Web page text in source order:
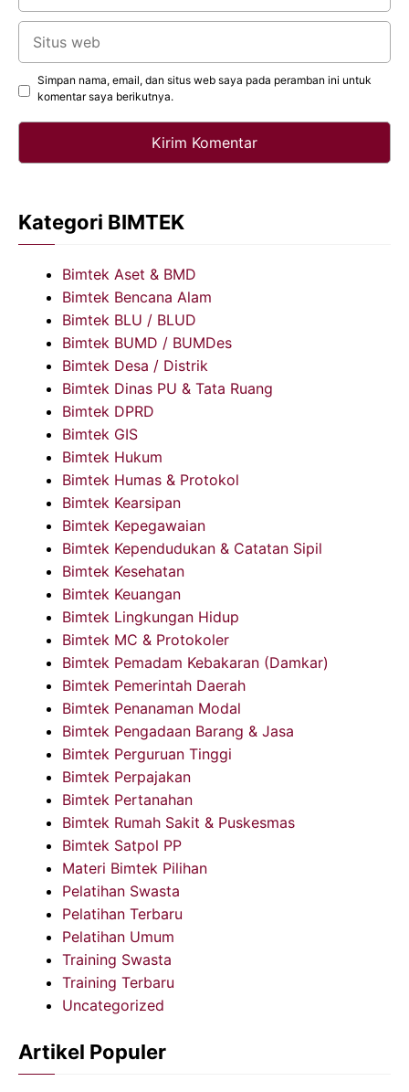
Situs
web
Simpan nama, email, dan situs web saya pada peramban ini untuk
komentar saya berikutnya.
Kategori BIMTEK
Bimtek Aset & BMD
Bimtek Bencana Alam
Bimtek BLU / BLUD
Bimtek BUMD / BUMDes
Bimtek Desa / Distrik
Bimtek Dinas PU & Tata Ruang
Bimtek DPRD
Bimtek GIS
Bimtek Hukum
Bimtek Humas & Protokol
Bimtek Kearsipan
Bimtek Kepegawaian
Bimtek Kependudukan & Catatan Sipil
Bimtek Kesehatan
Bimtek Keuangan
Bimtek Lingkungan Hidup
Bimtek MC & Protokoler
Bimtek Pemadam Kebakaran (Damkar)
Bimtek Pemerintah Daerah
Bimtek Penanaman Modal
Bimtek Pengadaan Barang & Jasa
Bimtek Perguruan Tinggi
Bimtek Perpajakan
Bimtek Pertanahan
Bimtek Rumah Sakit & Puskesmas
Bimtek Satpol PP
Materi Bimtek Pilihan
Pelatihan Swasta
Pelatihan Terbaru
Pelatihan Umum
Training Swasta
Training Terbaru
Uncategorized
Artikel Populer